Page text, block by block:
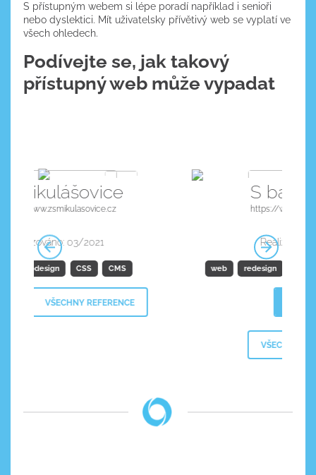
S přístupným webem si lépe poradí například i senioři
nebo dyslektici. Mít uživatelsky přívětivý web se vyplatí ve
všech ohledech.
Podívejte se, jak takový
přístupný web může vypadat
S barvou ven
https://www.sbarvouven.cz/
web redesign přístupnost